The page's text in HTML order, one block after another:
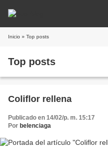
Inicio » Top posts
Top posts
Coliflor rellena
Publicado en 14/02/p. m. 15:17
Por belenciaga